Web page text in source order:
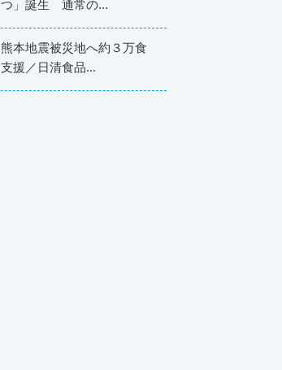
つ」誕生 通常の...
熊本地震被災地へ約３万食
支援／日清食品...